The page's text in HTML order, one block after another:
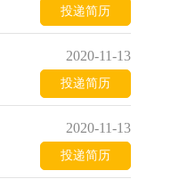
投递简历
2020-11-13
投递简历
2020-11-13
投递简历